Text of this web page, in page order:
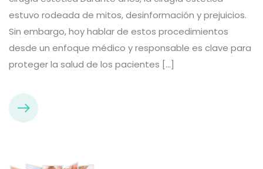
estuvo rodeada de mitos, desinformación y prejuicios.
Sin embargo, hoy hablar de estos procedimientos
desde un enfoque médico y responsable es clave para
proteger la salud de los pacientes […]